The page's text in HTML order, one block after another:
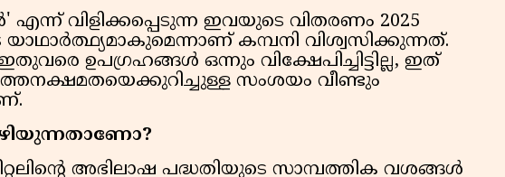
വിളിക്കപ്പെടുന്ന ഇവയുടെ വിതരണം 2025
കമ്പനി വിശ്വസിക്കുന്നത്.
ഇതുവരെ ഉപഗ്രഹങ്ങള്‍ ഒന്നും വിക്ഷേപിച്ചിട്ടില്ല, ഇത്
സംശയം വീണ്ടും
അഭിലാഷ പദ്ധതിയുടെ സാമ്പത്തിക വശങ്ങള്‍